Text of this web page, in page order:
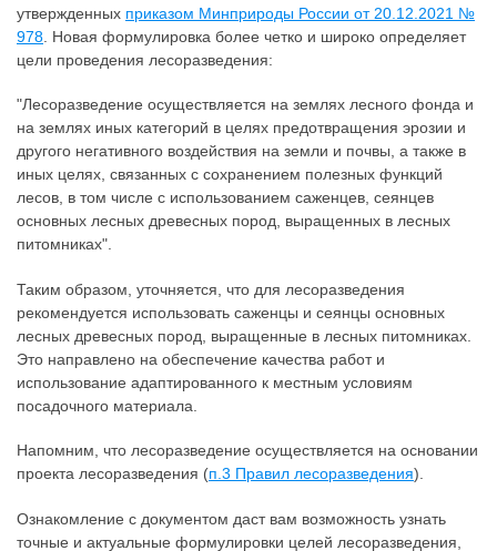
утвержденных приказом Минприроды России от 20.12.2021 №
978 . Новая формулировка более четко и широко определяет
цели проведения лесоразведения:
"Лесоразведение осуществляется на землях лесного фонда и
на землях иных категорий в целях предотвращения эрозии и
другого негативного воздействия на земли и почвы, а также в
иных целях, связанных с сохранением полезных функций
лесов, в том числе с использованием саженцев, сеянцев
основных лесных древесных пород, выращенных в лесных
питомниках".
Таким образом, уточняется, что для лесоразведения
рекомендуется использовать саженцы и сеянцы основных
лесных древесных пород, выращенные в лесных питомниках.
Это направлено на обеспечение качества работ и
использование адаптированного к местным условиям
посадочного материала.
Напомним, что лесоразведение осуществляется на основании
проекта лесоразведения (п.3 Правил лесоразведения).
Ознакомление с документом даст вам возможность узнать
точные и актуальные формулировки целей лесоразведения,